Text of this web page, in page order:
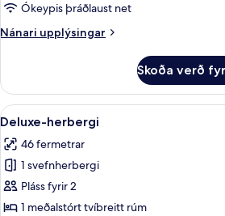
Ókeypis þráðlaust net
Nánari upplýsingar
Nánari
herbergi
Skoða verð
Skoða
allar
myndir
fyrir
Deluxe-
herbergi
1
Deluxe-herbergi
46 fermetrar
1 svefnherbergi
Pláss fyrir 2
1 meðalstórt tvíbreitt rúm